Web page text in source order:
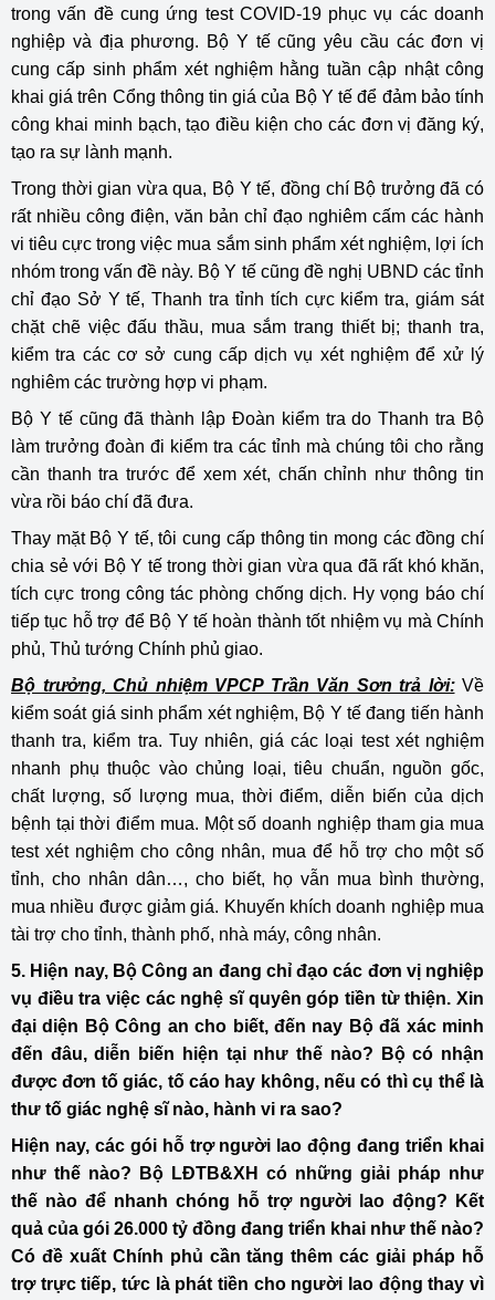
trong vấn đề cung ứng test COVID-19 phục vụ các doanh
nghiệp và địa phương. Bộ Y tế cũng yêu cầu các đơn vị
cung cấp sinh phẩm xét nghiệm hằng tuần cập nhật công
khai giá trên Cổng thông tin giá của Bộ Y tế để đảm bảo tính
công khai minh bạch, tạo điều kiện cho các đơn vị đăng ký,
tạo ra sự lành mạnh.
Trong thời gian vừa qua, Bộ Y tế, đồng chí Bộ trưởng đã có
rất nhiều công điện, văn bản chỉ đạo nghiêm cấm các hành
vi tiêu cực trong việc mua sắm sinh phẩm xét nghiệm, lợi ích
nhóm trong vấn đề này. Bộ Y tế cũng đề nghị UBND các tỉnh
chỉ đạo Sở Y tế, Thanh tra tỉnh tích cực kiểm tra, giám sát
chặt chẽ việc đấu thầu, mua sắm trang thiết bị; thanh tra,
kiểm tra các cơ sở cung cấp dịch vụ xét nghiệm để xử lý
nghiêm các trường hợp vi phạm.
Bộ Y tế cũng đã thành lập Đoàn kiểm tra do Thanh tra Bộ
làm trưởng đoàn đi kiểm tra các tỉnh mà chúng tôi cho rằng
cần thanh tra trước để xem xét, chấn chỉnh như thông tin
vừa rồi báo chí đã đưa.
Thay mặt Bộ Y tế, tôi cung cấp thông tin mong các đồng chí
chia sẻ với Bộ Y tế trong thời gian vừa qua đã rất khó khăn,
tích cực trong công tác phòng chống dịch. Hy vọng báo chí
tiếp tục hỗ trợ để Bộ Y tế hoàn thành tốt nhiệm vụ mà Chính
phủ, Thủ tướng Chính phủ giao.
Bộ trưởng, Chủ nhiệm VPCP Trần Văn Sơn trả lời:Về
kiểm soát giá sinh phẩm xét nghiệm, Bộ Y tế đang tiến hành
thanh tra, kiểm tra. Tuy nhiên, giá các loại test xét nghiệm
nhanh phụ thuộc vào chủng loại, tiêu chuẩn, nguồn gốc,
chất lượng, số lượng mua, thời điểm, diễn biến của dịch
bệnh tại thời điểm mua. Một số doanh nghiệp tham gia mua
test xét nghiệm cho công nhân, mua để hỗ trợ cho một số
tỉnh, cho nhân dân…, cho biết, họ vẫn mua bình thường,
mua nhiều được giảm giá. Khuyến khích doanh nghiệp mua
tài trợ cho tỉnh, thành phố, nhà máy, công nhân.
5. Hiện nay, Bộ Công an đang chỉ đạo các đơn vị nghiệp
vụ điều tra việc các nghệ sĩ quyên góp tiền từ thiện. Xin
đại diện Bộ Công an cho biết, đến nay Bộ đã xác minh
đến đâu, diễn biến hiện tại như thế nào? Bộ có nhận
được đơn tố giác, tố cáo hay không, nếu có thì cụ thể là
thư tố giác nghệ sĩ nào, hành vi ra sao?
Hiện nay, các gói hỗ trợ người lao động đang triển khai
như thế nào? Bộ LĐTB&XH có những giải pháp như
thế nào để nhanh chóng hỗ trợ người lao động? Kết
quả của gói 26.000 tỷ đồng đang triển khai như thế nào?
Có đề xuất Chính phủ cần tăng thêm các giải pháp hỗ
trợ trực tiếp, tức là phát tiền cho người lao động thay vì